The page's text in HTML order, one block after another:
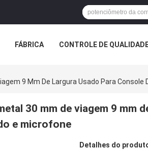
FÁBRICA CONTROLE DE
9 Mm De Largura Usado Para Console
30 mm de viagem 9 mm
e microfone
Detalhes do